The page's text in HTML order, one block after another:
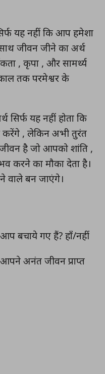
यह नहीं कि आप हमेशा
जीवन जीने का अर्थ
, कृपा , और सामर्थ्य
तक परमेश्वर के
सिर्फ यह नहीं होता कि
करेंगे , लेकिन अभी तुरंत
है जो आपको शांति ,
का मौका देता है।
वाले बन जाएंगे।
बचाये गए हैं? हाँ/नहीं
अनंत जीवन प्राप्त